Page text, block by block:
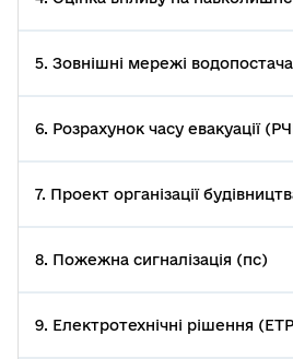
5. Зовнішні мережі
6. Розрахунок часу евакуації
7. Проект організації
8. Пожежна сигналізація (пс)
9. Електротехнічні рішення